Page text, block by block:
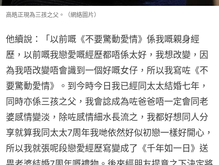
高皓正現為三孩之父。（網絡圖片）
他續說：「以前嘅《不要驚動愛情》係我嘅親身經
歷，以前嘅我戀愛嘅經歷都唔係太好，我想改變，因
為我唔改變唔會識到一個好嘅女仔，所以我寫咗《不
要驚動愛情》。到今時今日我已經同太太結婚七年，
同時亦係三孩之父，我會諗成為咗爸爸唔一定會同老
婆感情變淡，除咗感情細水長流之，我都好想同人分
享就算我同太太7周年我哋依然好似初戀一樣好開心，
所以我就張呢段戀愛經歷寫變成了《千年如一日》送